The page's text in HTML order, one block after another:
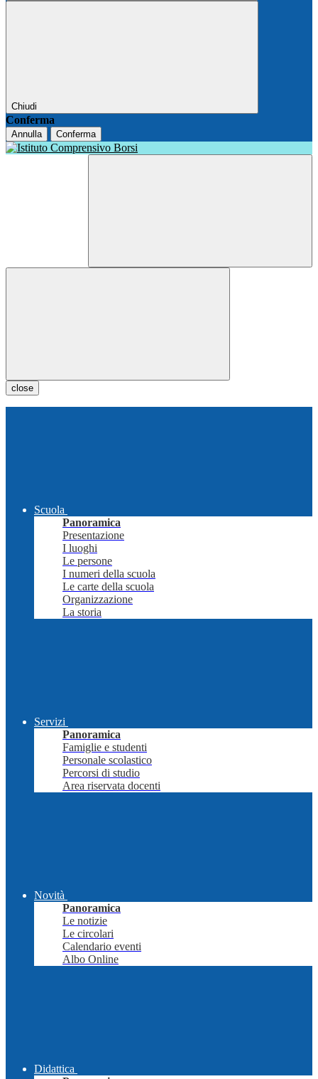
Chiudi
Conferma
Annulla Conferma
close
Scuola
Panoramica
Presentazione
I luoghi
Le persone
I numeri della scuola
Le carte della scuola
Organizzazione
La storia
Servizi
Panoramica
Famiglie e studenti
Personale scolastico
Percorsi di studio
Area riservata docenti
Novità
Panoramica
Le notizie
Le circolari
Calendario eventi
Albo Online
Didattica